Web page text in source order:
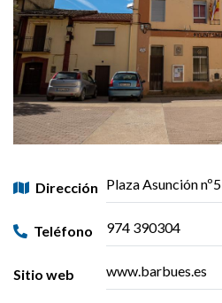
Dirección Plaza Asunción nº5
Teléfono 974 390304
Sitio web www.barbues.es